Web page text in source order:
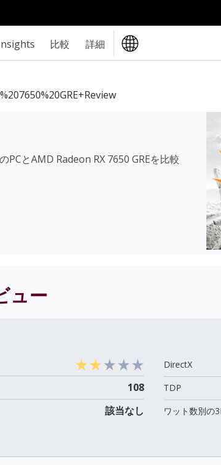
比較 詳細
PCとAMD Radeon RX 7650 GREを比較
ュー
108
該当なし
DirectX
TDP
ワット数別の